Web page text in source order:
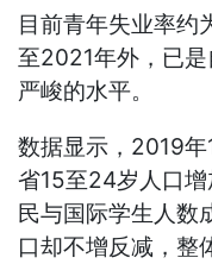
目前青年失业率约
至2021年外，已
严峻的水平。
数据显示，2019
省15至24岁人口
民与国际学生人数
口却不增反减，整